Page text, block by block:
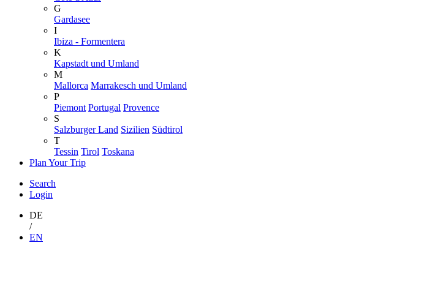
G
Gardasee
I
Ibiza - Formentera
K
Kapstadt und Umland
M
Mallorca Marrakesch und Umland
P
Piemont Portugal Provence
S
Salzburger Land Sizilien Südtirol
T
Tessin Tirol Toskana
Plan Your Trip
Search
Login
DE
/
EN